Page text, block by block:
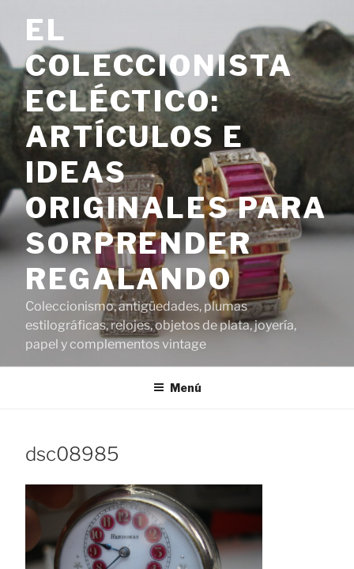
contenido
EL
COLECCIONISTA
ECLÉCTICO:
ARTÍCULOS E
IDEAS
ORIGINALES PARA
SORPRENDER
REGALANDO
Coleccionismo, antigüedades, plumas
estilográficas, relojes, objetos de plata, joyería,
papel y complementos vintage
Menú
dsc08985